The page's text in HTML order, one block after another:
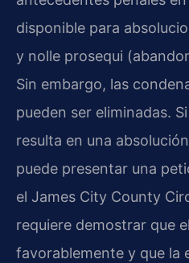
disponible para
y nolle prosequi
Sin embargo, las
pueden ser eliminadas.
resulta en una
puede presentar una
el James City County
requiere demostrar que
favorablemente y que la